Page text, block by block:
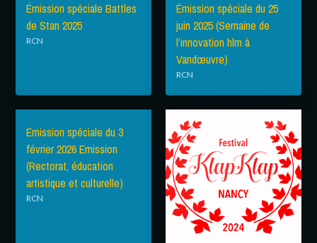
Émission spéciale Battles
de Stan 2025
RCN
Émission spéciale du 25
juin 2025 (Semaine de
l’innovation hlm à
Vandœuvre)
RCN
Emission spéciale du 3
février 2026 Emission
(Rectorat, éducation
artistique et culturelle)
RCN